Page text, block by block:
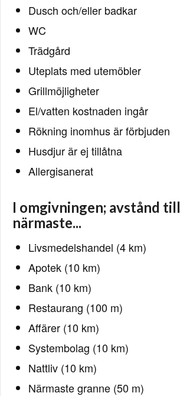
Dusch och/eller badkar
WC
Trädgård
Uteplats med utemöbler
Grillmöjligheter
El/vatten kostnaden ingår
Rökning inomhus är förbjuden
Husdjur är ej tillåtna
Allergisanerat
I omgivningen; avstånd till
närmaste...
Livsmedelshandel (4 km)
Apotek (10 km)
Bank (10 km)
Restaurang (100 m)
Affärer (10 km)
Systembolag (10 km)
Nattliv (10 km)
Närmaste granne (50 m)